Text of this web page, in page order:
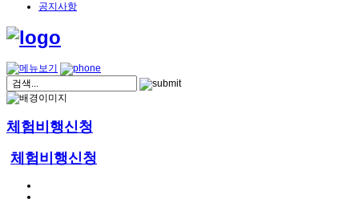
공지사항
체험비행신청
체험비행신청